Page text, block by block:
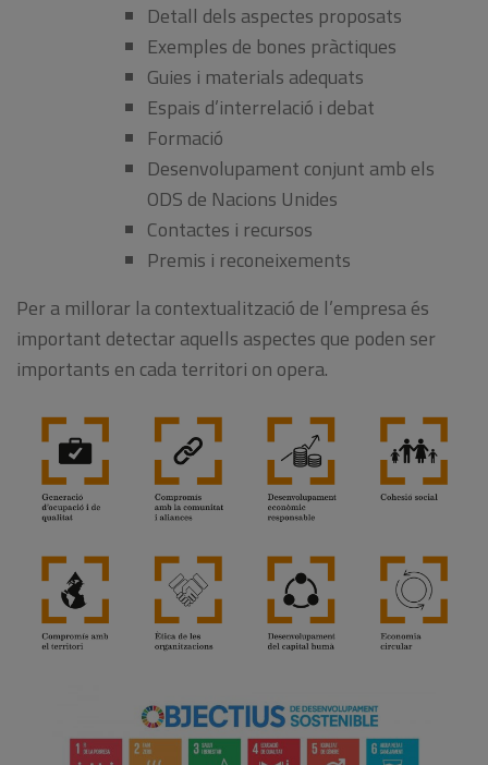
Detall dels aspectes proposats
Exemples de bones pràctiques
Guies i materials adequats
Espais d’interrelació i debat
Formació
Desenvolupament conjunt amb els
ODS de Nacions Unides
Contactes i recursos
Premis i reconeixements
Per a millorar la contextualització de l’empresa és
important detectar aquells aspectes que poden ser
importants en cada territori on opera.